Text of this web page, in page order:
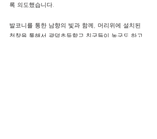
록 의도했습니다.
​발코니를 통한 남향의 빛과 함께, 머리위에 설치된
천창을 통해서 광덕초등학교 친구들이 농구도 하고,